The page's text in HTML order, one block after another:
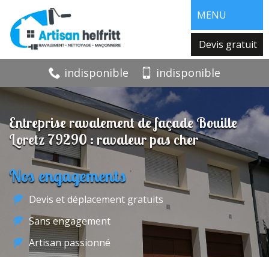
MENU
Devis gratuit
indisponible indisponible
Entreprise ravalement de façade Bouille
Loretz 79290 : ravaleur pas cher
Nos engagements
Devis et déplacement gratuits
Sans engagement
Artisan passionné